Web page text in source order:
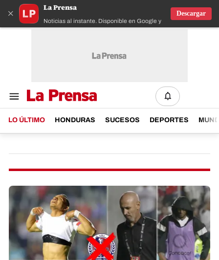
×
La Prensa
Noticias al instante. Disponible en Google y IOS
Descargar
LO ÚLTIMO HONDURAS SUCESOS DEPORTES